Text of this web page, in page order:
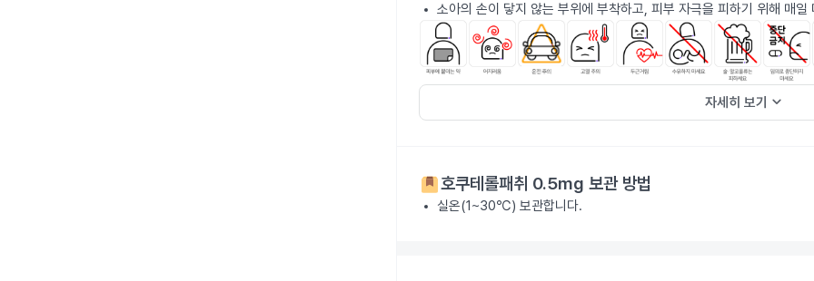
소아의 손이 닿지 않는 부위에 부착하고, 피부 자극을 피하기 위해 매
자세히 보기 keyboard_arrow_down
호쿠테롤패취 0.5mg 보관 방법
실온(1~30℃) 보관합니다.